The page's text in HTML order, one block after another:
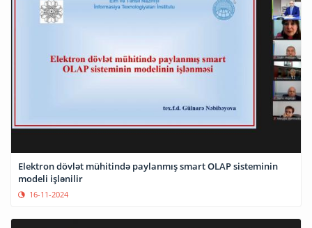
Elektron dövlət mühitində paylanmış smart OLAP sisteminin
modeli işlənilir
16-11-2024